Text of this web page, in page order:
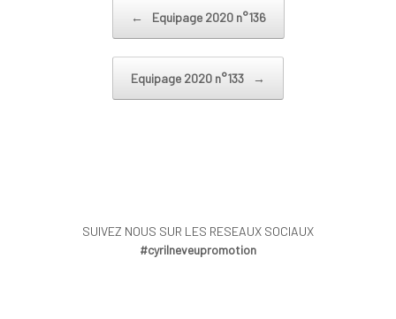
← Equipage 2020 n°136
Equipage 2020 n°133 →
SUIVEZ NOUS SUR LES RESEAUX SOCIAUX
#cyrilneveupromotion